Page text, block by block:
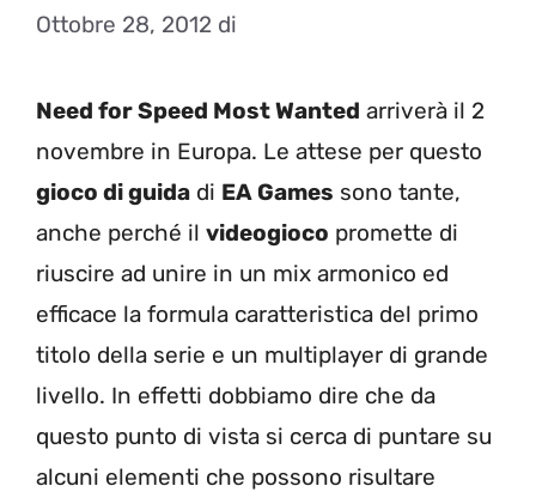
Ottobre 28, 2012 di
Need for Speed Most Wanted arriverà il 2
novembre in Europa. Le attese per questo
gioco di guida di EA Games sono tante,
anche perché il videogioco promette di
riuscire ad unire in un mix armonico ed
efficace la formula caratteristica del primo
titolo della serie e un multiplayer di grande
livello. In effetti dobbiamo dire che da
questo punto di vista si cerca di puntare su
alcuni elementi che possono risultare